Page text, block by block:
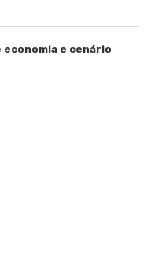
economia e cenário